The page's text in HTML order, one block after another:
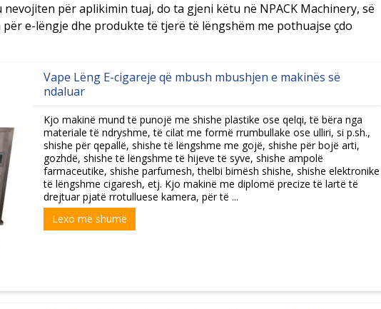
për aplikimin tuaj, do ta gjeni këtu në NPACK Machinery, së
e-lëngje dhe produkte të tjerë të lëngshëm me pothuajse çdo
Vape Lëng E-cigareje që mbush mbushjen e makinës së
ndaluar
Kjo makinë mund të punojë me shishe plastike ose qelqi, të bëra nga
materiale të ndryshme, të cilat me formë rrumbullake ose ulliri, si p.sh.,
shishe për qepallë, shishe të lëngshme me gojë, shishe për bojë arti,
gozhdë, shishe të lëngshme të hijeve të syve, shishe ampolë
farmaceutike, shishe parfumesh, thelbi bimësh shishe, shishe elektronike
të lëngshme cigaresh, etj. Kjo makinë me diplomë precize të lartë të
drejtuar pjatë rrotulluese kamera, për të ...
Lexo më shumë